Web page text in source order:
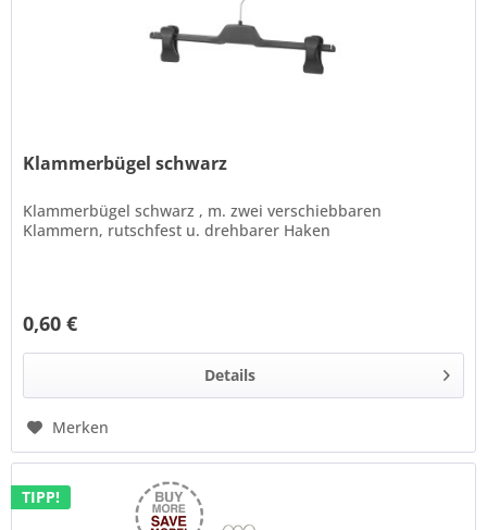
Klammerbügel schwarz
Klammerbügel schwarz , m. zwei verschiebbaren
Klammern, rutschfest u. drehbarer Haken
0,60 €
Details
Merken
TIPP!